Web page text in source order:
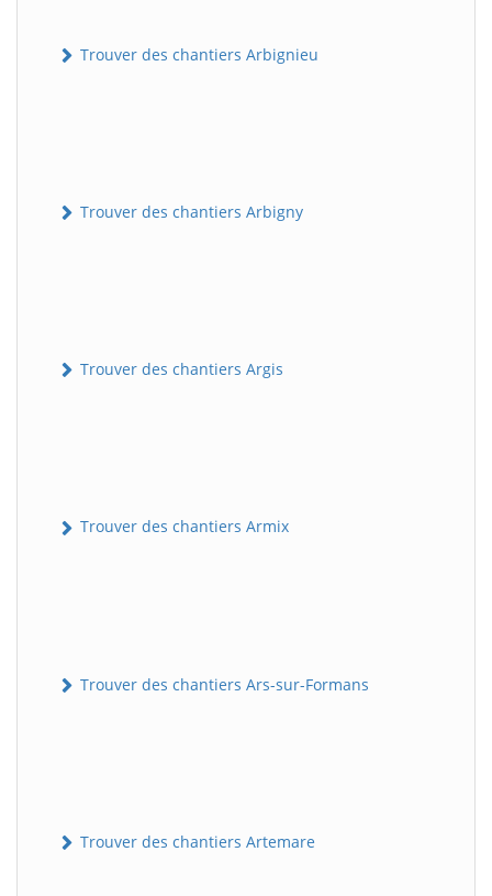
Trouver des chantiers Arbignieu
Trouver des chantiers Arbigny
Trouver des chantiers Argis
Trouver des chantiers Armix
Trouver des chantiers Ars-sur-Formans
Trouver des chantiers Artemare